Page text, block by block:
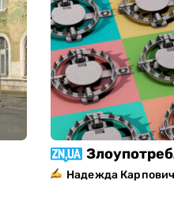
Надежда Карпович